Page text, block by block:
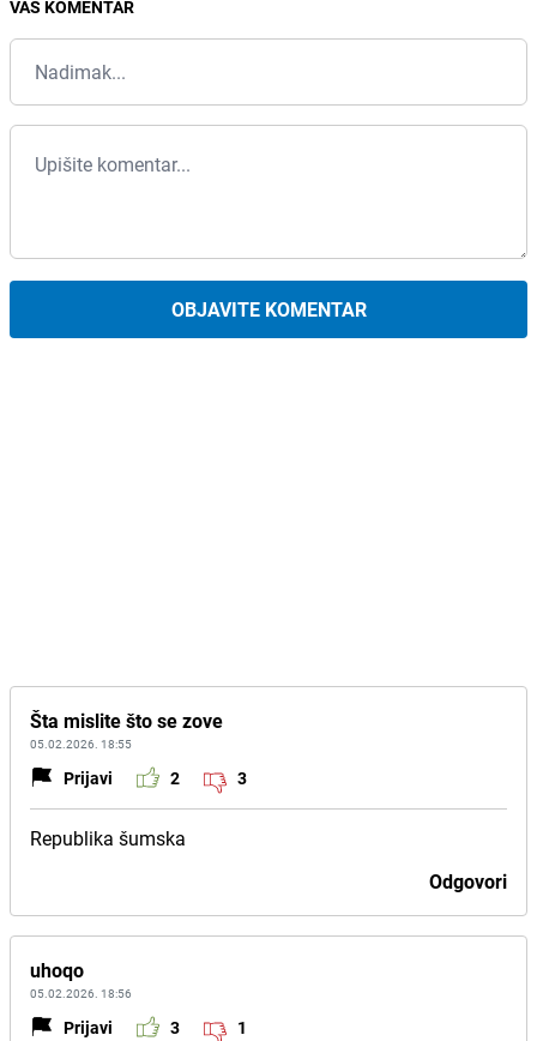
VAŠ KOMENTAR
OBJAVITE KOMENTAR
Šta mislite što se zove
05.02.2026. 18:55
Prijavi 2 3
Republika šumska
Odgovori
uhoqo
05.02.2026. 18:56
Prijavi 3 1